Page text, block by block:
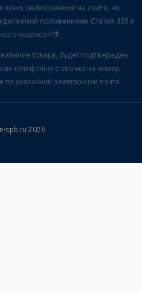
размещенные на сайте, не
положениями Статей 435 и
кодекса РФ.
товара, будет подтвержден
телефонного звонка на номер,
указанной электронной почте.
spb.ru 2026